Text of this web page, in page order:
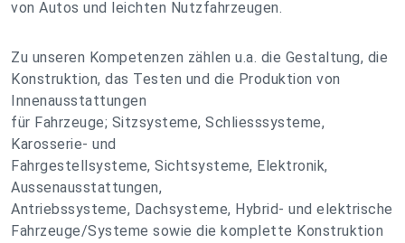
von Autos und leichten Nutzfahrzeugen.
Zu unseren Kompetenzen zählen u.a. die Gestaltung, die
Konstruktion, das Testen und die Produktion von
Innenausstattungen
für Fahrzeuge; Sitzsysteme, Schliesssysteme,
Karosserie- und
Fahrgestellsysteme, Sichtsysteme, Elektronik,
Aussenausstattungen,
Antriebssysteme, Dachsysteme, Hybrid- und elektrische
Fahrzeuge/Systeme sowie die komplette Konstruktion